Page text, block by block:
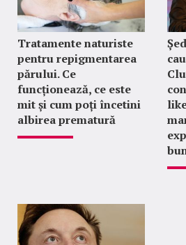
Tratamente naturiste
pentru repigmentarea
părului. Ce
funcționează, ce este
mit și cum poți încetini
albirea prematură